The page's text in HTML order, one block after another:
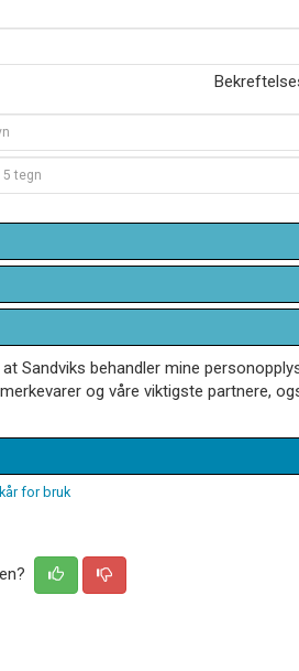
Sandviks behandler mine
og våre viktigste partnere,
for bruk